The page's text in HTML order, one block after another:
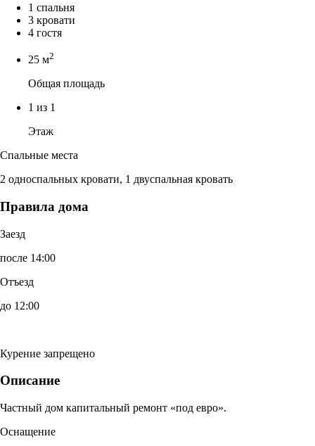
1 спальня
3 кровати
4 гостя
25 м2
Общая площадь
1 из 1
Этаж
Спальные места
2 односпальных кровати, 1 двуспальная кровать
Правила дома
Заезд
после 14:00
Отъезд
до 12:00
Курение запрещено
Описание
Частный дом капитальный ремонт «под евро».
Оснащение